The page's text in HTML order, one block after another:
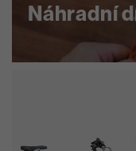
Náhradní